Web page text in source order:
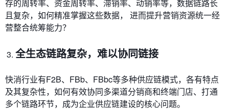
存的周转率、资金周转率、滞销率、动销率等，数据链路长
且复杂，如何精准掌握这些数据， 进而提升营销资源统一经
营整合统筹能力？
全生态链路复杂，难以协同链接
快消行业有F2B、FBb、FBbc等多种供应链模式，各有特点
及其复杂性，如何有效协同多渠道分销商和终端门店、打通
多个链路环节，成为企业供应链建设的核心问题。